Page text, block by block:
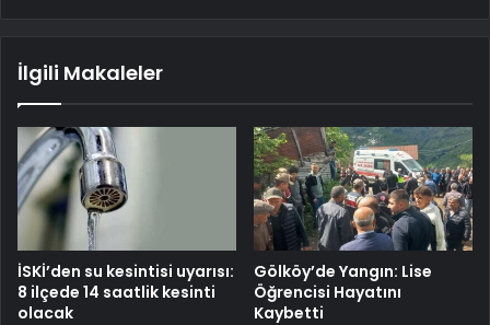
İlgili Makaleler
İSKİ’den su kesintisi uyarısı:
8 ilçede 14 saatlik kesinti
olacak
Gölköy’de Yangın: Lise
Öğrencisi Hayatını
Kaybetti